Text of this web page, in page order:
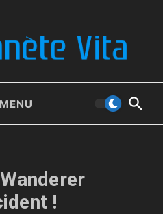
MENU
!